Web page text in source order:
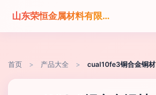
山东荣恒金属材料有限公司
首页 > 产品大全 > cual10fe3铜合金铜材